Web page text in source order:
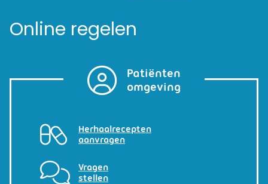
Online regelen
Patiënten
omgeving
Herhaalrecepten
aanvragen
Vragen
stellen